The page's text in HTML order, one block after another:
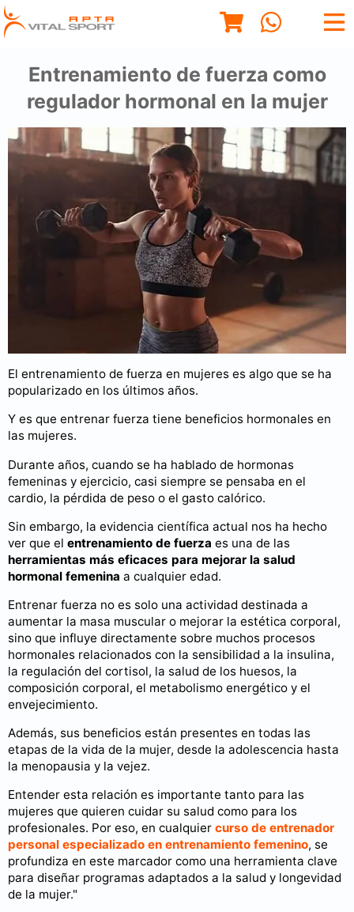
Entrenamiento de fuerza como
regulador hormonal en la mujer
El entrenamiento de fuerza en mujeres es algo que se ha
popularizado en los últimos años.
Y es que entrenar fuerza tiene beneficios hormonales en
las mujeres.
Durante años, cuando se ha hablado de hormonas
femeninas y ejercicio, casi siempre se pensaba en el
cardio, la pérdida de peso o el gasto calórico.
Sin embargo, la evidencia científica actual nos ha hecho
ver que el entrenamiento de fuerza es una de las
herramientas más eficaces para mejorar la salud
hormonal femenina a cualquier edad.
Entrenar fuerza no es solo una actividad destinada a
aumentar la masa muscular o mejorar la estética corporal,
sino que influye directamente sobre muchos procesos
hormonales relacionados con la sensibilidad a la insulina,
la regulación del cortisol, la salud de los huesos, la
composición corporal, el metabolismo energético y el
envejecimiento.
Además, sus beneficios están presentes en todas las
etapas de la vida de la mujer, desde la adolescencia hasta
la menopausia y la vejez.
Entender esta relación es importante tanto para las
mujeres que quieren cuidar su salud como para los
profesionales. Por eso, en cualquier curso de entrenador
personal especializado en entrenamiento femenino, se
profundiza en este marcador como una herramienta clave
para diseñar programas adaptados a la salud y longevidad
de la mujer."